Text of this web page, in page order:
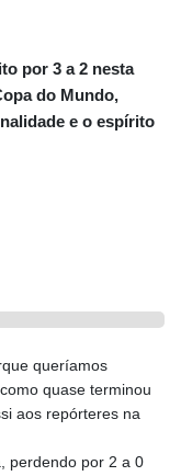
por 3 a 2 nesta
do Mundo,
e o espírito
queríamos
quase terminou
aos repórteres na
perdendo por 2 a 0